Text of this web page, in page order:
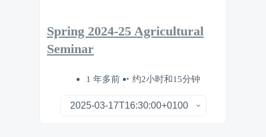
Spring 2024-25 Agricultural
Seminar
1 年多前 约2小时和15分钟